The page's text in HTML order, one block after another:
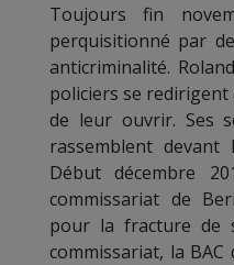
Toujours fin
perquisitionné par
anticriminalité.
policiers se redirigent
de leur ouvrir. Ses
rassemblent
Début décembre
commissariat de
pour la fracture de
commissariat, la BAC